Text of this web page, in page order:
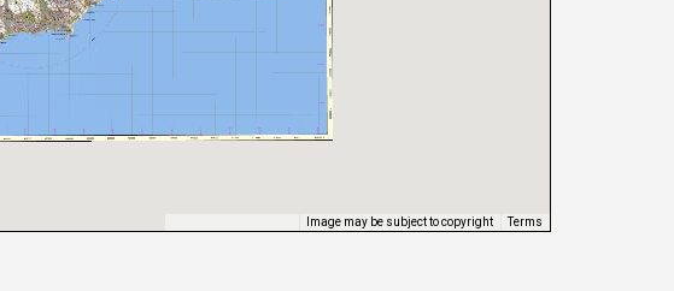
Image may be subject to copyright Terms